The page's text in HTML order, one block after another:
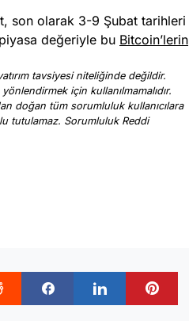
son olarak 3-9 Şubat tarihleri
değeriyle bu Bitcoin’lerin
tavsiyesi niteliğinde değildir.
için kullanılmamalıdır.
doğan tüm sorumluluk kullanıcılara
tutulamaz. Sorumluluk Reddi